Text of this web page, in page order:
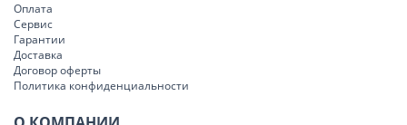
Оплата
Сервис
Гарантии
Доставка
Договор оферты
Политика конфиденциальности